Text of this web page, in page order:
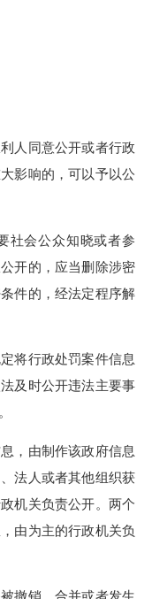
人同意公开或者行政
影响的，可以予以公
会公众知晓或者参
开的，应当删除涉密
件的，经法定程序解
行政处罚案件信息
及时公开违法主要事
由制作该政府信息
法人或者其他组织获
机关负责公开。两个
由为主的行政机关负